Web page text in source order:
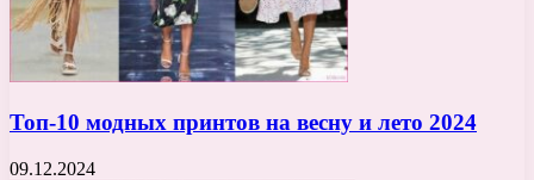
Топ-10 модных принтов на весну и лето 2024
09.12.2024